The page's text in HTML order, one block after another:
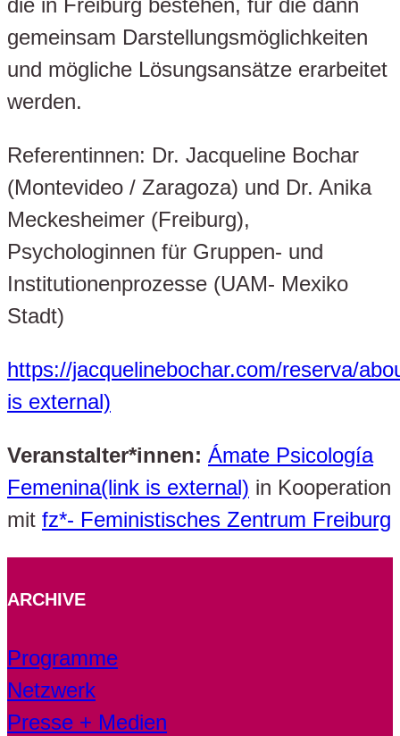
gemeinsam Darstellungsmöglichkeiten
und mögliche Lösungsansätze erarbeitet
werden.
Referentinnen: Dr. Jacqueline Bochar
(Montevideo / Zaragoza) und Dr. Anika
Meckesheimer (Freiburg),
Psychologinnen für Gruppen- und
Institutionenprozesse (UAM- Mexiko
Stadt)
https://jacquelinebochar.com/reserva/
is external)
Veranstalter*innen: Ámate Psicología
Femenina(link is external) in Kooperation
mit fz*- Feministisches Zentrum Freiburg
ARCHIVE
Programme
Netzwerk
Presse + Medien